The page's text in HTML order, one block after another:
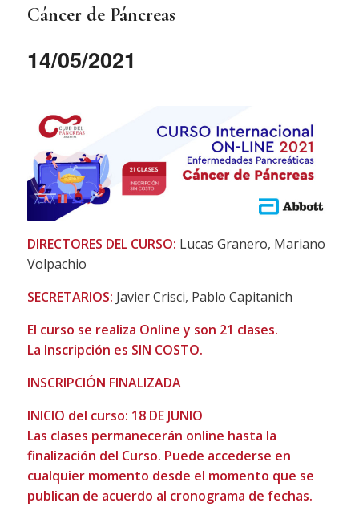
Cáncer de Páncreas
14/05/2021
DIRECTORES DEL CURSO: Lucas Granero, Mariano
Volpachio
SECRETARIOS: Javier Crisci, Pablo Capitanich
El curso se realiza Online y son 21 clases.
La Inscripción es SIN COSTO.
INSCRIPCIÓN FINALIZADA
INICIO del curso: 18 DE JUNIO
Las clases permanecerán online hasta la
finalización del Curso. Puede accederse en
cualquier momento desde el momento que se
publican de acuerdo al cronograma de fechas.